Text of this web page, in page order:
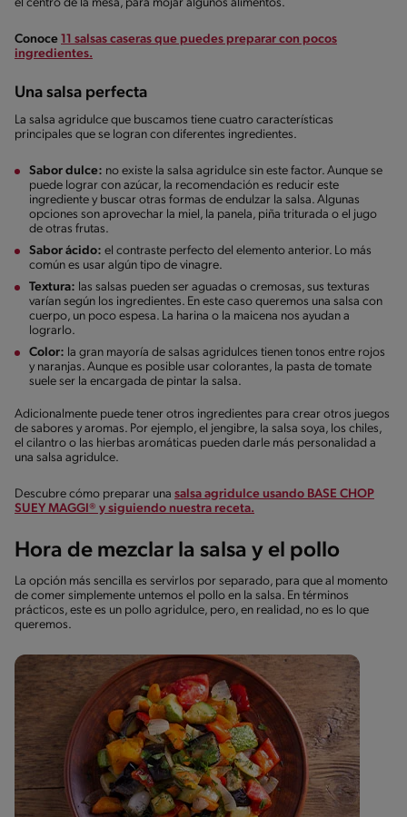
el centro de la mesa, para mojar algunos alimentos.
Conoce 11 salsas caseras que puedes preparar con pocos
ingredientes.
Una salsa perfecta
La salsa agridulce que buscamos tiene cuatro características
principales que se logran con diferentes ingredientes.
Sabor dulce: no existe la salsa agridulce sin este factor. Aunque se
puede lograr con azúcar, la recomendación es reducir este
ingrediente y buscar otras formas de endulzar la salsa. Algunas
opciones son aprovechar la miel, la panela, piña triturada o el jugo
de otras frutas.
Sabor ácido: el contraste perfecto del elemento anterior. Lo más
común es usar algún tipo de vinagre.
Textura: las salsas pueden ser aguadas o cremosas, sus texturas
varían según los ingredientes. En este caso queremos una salsa con
cuerpo, un poco espesa. La harina o la maicena nos ayudan a
lograrlo.
Color: la gran mayoría de salsas agridulces tienen tonos entre rojos
y naranjas. Aunque es posible usar colorantes, la pasta de tomate
suele ser la encargada de pintar la salsa.
Adicionalmente puede tener otros ingredientes para crear otros juegos
de sabores y aromas. Por ejemplo, el jengibre, la salsa soya, los chiles,
el cilantro o las hierbas aromáticas pueden darle más personalidad a
una salsa agridulce.
Descubre cómo preparar una salsa agridulce usando BASE CHOP
SUEY MAGGI® y siguiendo nuestra receta.
Hora de mezclar la salsa y el pollo
La opción más sencilla es servirlos por separado, para que al momento
de comer simplemente untemos el pollo en la salsa. En términos
prácticos, este es un pollo agridulce, pero, en realidad, no es lo que
queremos.